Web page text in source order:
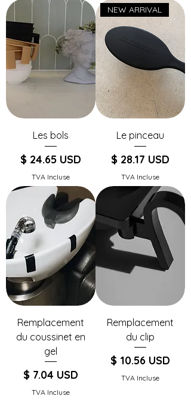
Les bols
Prix
$ 24.65 USD
TVA Incluse
NEW ARRIVAL
Le pinceau
Prix
$ 28.17 USD
TVA Incluse
Remplacement
du coussinet en
gel
Prix
$ 7.04 USD
TVA Incluse
Remplacement
du clip
Prix
$ 10.56 USD
TVA Incluse